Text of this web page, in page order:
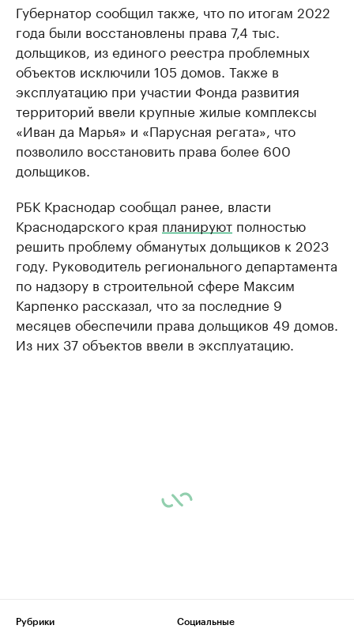
Губернатор сообщил также, что по итогам 2022
года были восстановлены права 7,4 тыс.
дольщиков, из единого реестра проблемных
объектов исключили 105 домов. Также в
эксплуатацию при участии Фонда развития
территорий ввели крупные жилые комплексы
«Иван да Марья» и «Парусная регата», что
позволило восстановить права более 600
дольщиков.
РБК Краснодар сообщал ранее, власти
Краснодарского края планируют полностью
решить проблему обманутых дольщиков к 2023
году. Руководитель регионального департамента
по надзору в строительной сфере Максим
Карпенко рассказал, что за последние 9
месяцев обеспечили права дольщиков 49 домов.
Из них 37 объектов ввели в эксплуатацию.
Рубрики
Социальные